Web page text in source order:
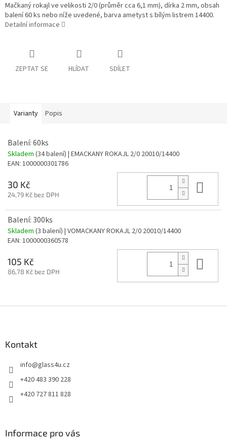
Mačkaný rokajl ve velikosti 2/0 (průměr cca 6,1 mm), dírka 2 mm, obsah
balení 60 ks nebo níže uvedené, barva ametyst s bílým listrem 14400.
Detailní informace
ZEPTAT SE HLÍDAT SDÍLET
Varianty Popis
Balení: 60ks
Skladem (34 balení) | EMACKANY ROKAJL 2/0 20010/14400
EAN: 1000000301786
30 Kč
24,79 Kč bez DPH
Balení: 300ks
Skladem (3 balení) | VOMACKANY ROKAJL 2/0 20010/14400
EAN: 1000000360578
105 Kč
86,78 Kč bez DPH
Kontakt
info@glass4u.cz
+420 483 390 228
+420 727 811 828
Informace pro vás